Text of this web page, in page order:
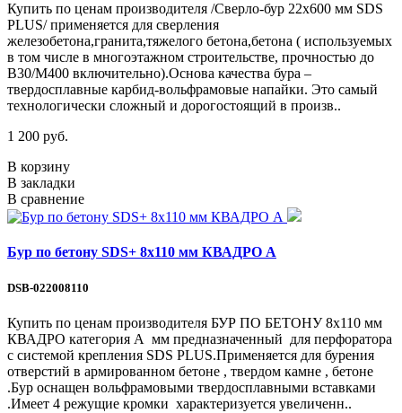
Купить по ценам производителя /Сверло-бур 22х600 мм SDS
PLUS/ применяется для сверления
железобетона,гранита,тяжелого бетона,бетона ( используемых
в том числе в многоэтажном строительстве, прочностью до
В30/М400 включительно).Основа качества бура –
твердосплавные карбид-вольфрамовые напайки. Это самый
технологически сложный и дорогостоящий в произв..
1 200 руб.
В корзину
В закладки
В сравнение
Бур по бетону SDS+ 8х110 мм КВАДРО А
DSB-022008110
Купить по ценам производителя БУР ПО БЕТОНУ 8х110 мм
КВАДРО категория А мм предназначенный для перфоратора
с системой крепления SDS PLUS.Применяется для бурения
отверстий в армированном бетоне , твердом камне , бетоне
.Бур оснащен вольфрамовыми твердосплавными вставками
.Имеет 4 режущие кромки характеризуется увеличенн..